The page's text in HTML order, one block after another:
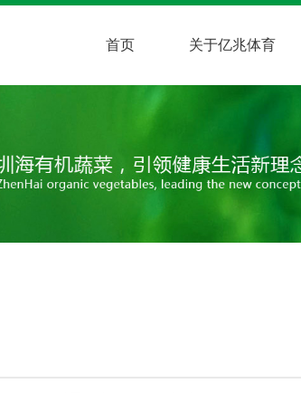
首页 关于亿兆体育